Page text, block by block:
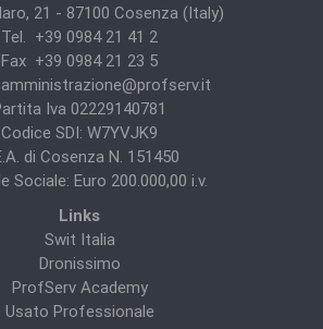
21 - 87100 Cosenza (Italy)
Tel. +39 0984 21 41 2
Fax +39 0984 21 23 5
amministrazione@profserv.it
Iva 02229140781
Codice SDI: W7YVJK9
di Cosenza N. 151450
Sociale: Euro 200.000,00 i.v.
Links
Swit Italia
Dronissimo
ProfServ Academy
Usato Professionale